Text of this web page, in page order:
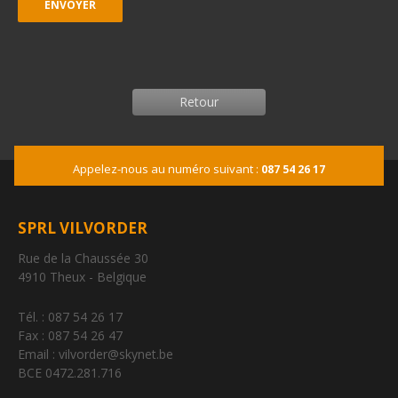
Retour
Appelez-nous au numéro suivant : 087 54 26 17
SPRL VILVORDER
Rue de la Chaussée 30
4910 Theux - Belgique
Tél. : 087 54 26 17
Fax : 087 54 26 47
Email : vilvorder@skynet.be
BCE 0472.281.716